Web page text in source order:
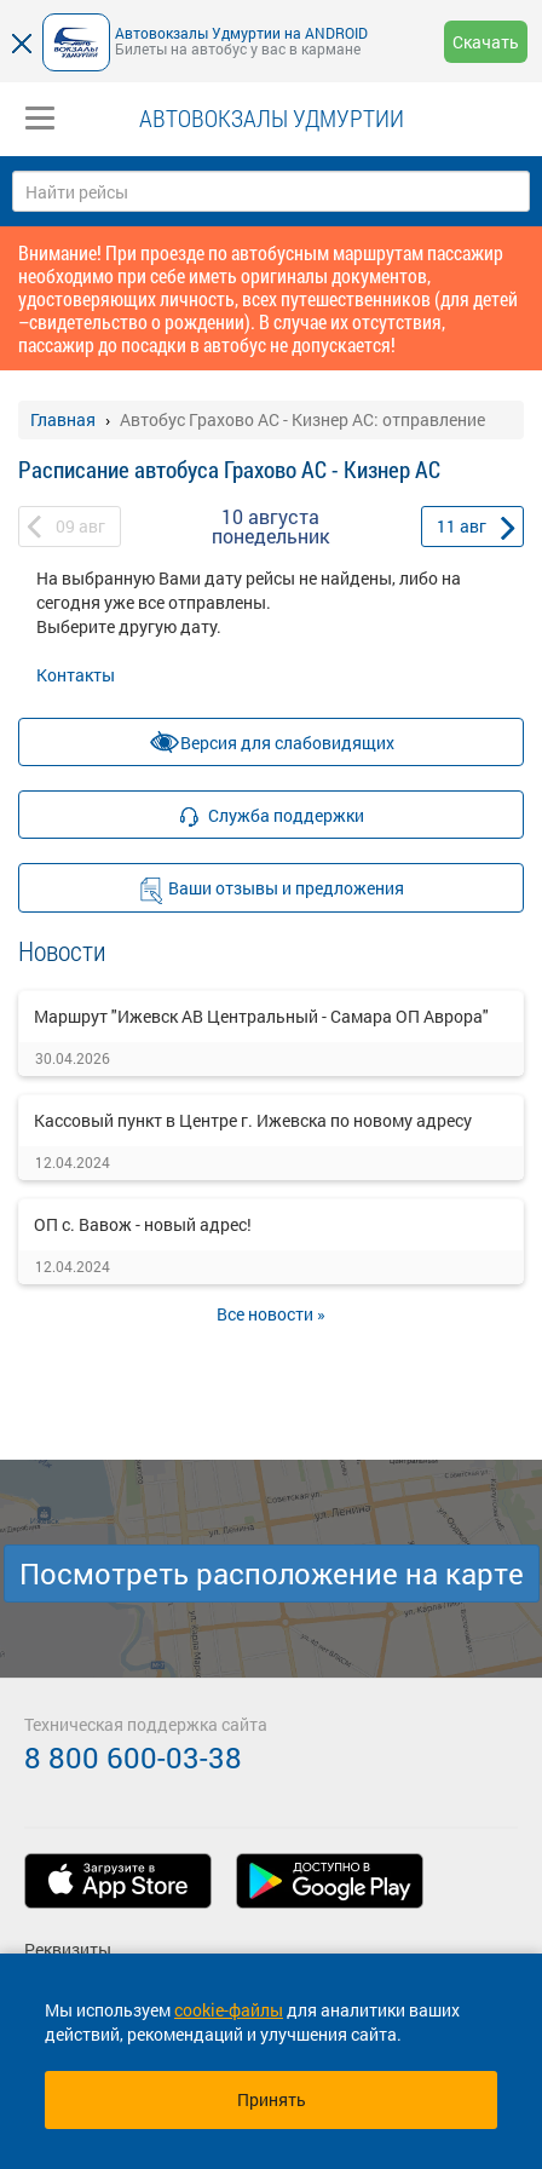
Автовокзалы Удмуртии на ANDROID
Билеты на автобус у вас в кармане
Скачать
АВТОВОКЗАЛЫ УДМУРТИИ
Внимание! При проезде по автобусным маршрутам пассажир
необходимо при себе иметь оригиналы документов,
удостоверяющих личность, всех путешественников (для детей
–свидетельство о рождении). В случае их отсутствия,
пассажир до посадки в автобус не допускается!
Главная Автобус Грахово АС - Кизнер АС: отправление
Расписание автобуса Грахово АС - Кизнер АС
09 авг 10 августа
понедельник 11 авг
На выбранную Вами дату рейсы не найдены, либо на
сегодня уже все отправлены.
Выберите другую дату.
Контакты
Версия для слабовидящих
Служба поддержки
Ваши отзывы и предложения
Новости
Маршрут "Ижевск АВ Центральный - Самара ОП Аврора"
30.04.2026
Кассовый пункт в Центре г. Ижевска по новому адресу
12.04.2024
ОП с. Вавож - новый адрес!
12.04.2024
Все новости »
Мы используемcookie-файлы для аналитики ваших
действий, рекомендаций и улучшения сайта.
Принять
Посмотреть расположение на карте
Реквизиты
Пользовательское соглашение
Политика конфиденциальности
Техническая поддержка сайта
8 800 600-03-38
© 2013-2026, ООО "Капитал"- Онлайн сервис продажи